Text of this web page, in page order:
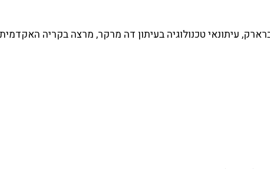
עיתונאי טכנולוגיה בעיתון דה מרקר, מרצה בקריה